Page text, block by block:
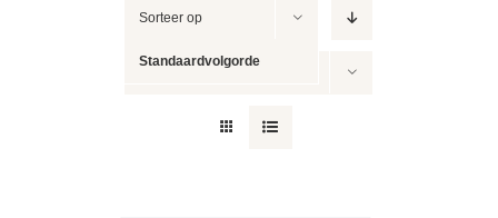
Sorteer op
Standaardvolgorde
12 producten